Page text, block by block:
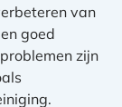
van
goed
zijn